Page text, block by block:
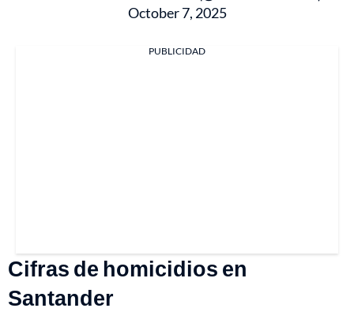
October 7, 2025
PUBLICIDAD
Cifras de homicidios en
Santander